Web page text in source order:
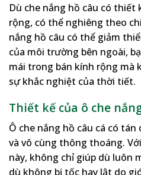
Dù che nắng hồ câu có thiết
rộng, có thể nghiêng theo
nắng hồ câu có thể giảm
của môi trường bên ngoài,
mái trong bán kính rộng mà
sự khắc nghiệt của thời tiết.
Thiết kế của ô che
Ô che nắng hồ câu cá có
và vô cùng thông thoáng.
này, không chỉ giúp dù luôn
dù không bị tốc hay lật do